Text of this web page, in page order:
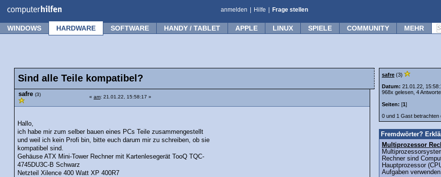
anmelden Hilfe Frage stellen
WINDOWS HARDWARE SOFTWARE HANDY / TABLET APPLE LINUX SPIELE COMMUNITY MEHR
Sind alle Teile kompatibel?
safre (3) « am: 21.01.22, 15:58:17 »
Hallo,
ich habe mir zum selber bauen eines PCs Teile zusammengestellt
und weil ich kein Profi bin, bitte euch darum mir zu schreiben, ob sie
kompatibel sind.
Gehäuse ATX Mini-Tower Rechner mit Kartenlesegerät TooQ TQC-
4745DU3C-B Schwarz
Netzteil Xilence 400 Watt XP 400R7
safre (3)
Datum: 21.01.22,
968x gelesen, 4
Seiten: [1]
0 und 1 Gast betrachten
Fremdwörter?
Multiprozessor
Rechner sind
Hauptprozessor
Aufgaben